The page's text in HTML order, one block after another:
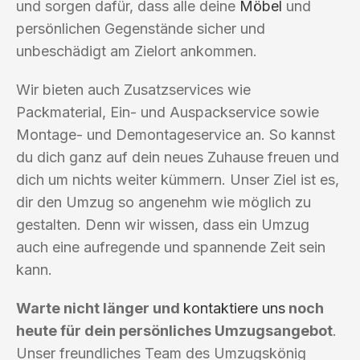
und sorgen dafür, dass alle deine Möbel und
persönlichen Gegenstände sicher und
unbeschädigt am Zielort ankommen.
Wir bieten auch Zusatzservices wie
Packmaterial, Ein- und Auspackservice sowie
Montage- und Demontageservice an. So kannst
du dich ganz auf dein neues Zuhause freuen und
dich um nichts weiter kümmern. Unser Ziel ist es,
dir den Umzug so angenehm wie möglich zu
gestalten. Denn wir wissen, dass ein Umzug
auch eine aufregende und spannende Zeit sein
kann.
Warte nicht länger und kontaktiere uns noch
heute für dein persönliches Umzugsangebot.
Unser freundliches Team des Umzugskönig